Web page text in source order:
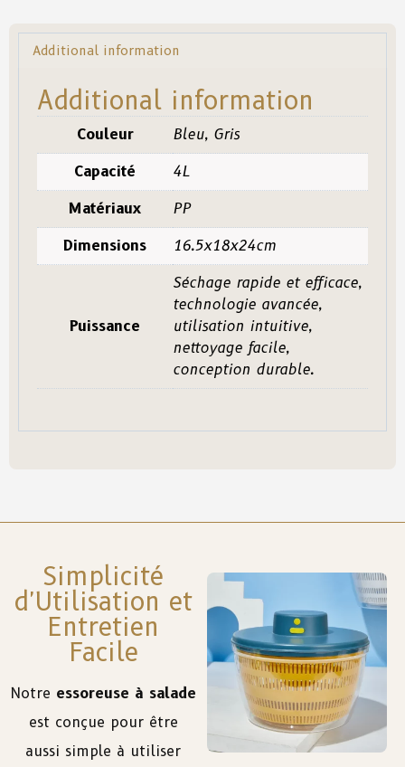
Additional information
Additional information
Couleur Bleu, Gris
Capacité 4L
Matériaux PP
Dimensions 16.5x18x24cm
Puissance
Séchage rapide et efficace,
technologie avancée,
utilisation intuitive,
nettoyage facile,
conception durable.
Simplicité
d'Utilisation et
Entretien
Facile
Notre essoreuse à salade
est conçue pour être
aussi simple à utiliser